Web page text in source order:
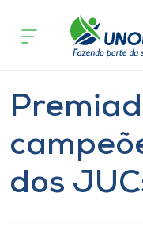
Cursos
Atendimento ao
acontece
Esporte
dos